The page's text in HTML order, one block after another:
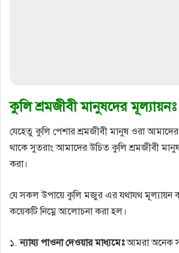
কুলি শ্রমজীবী মানুষদের মূল্যায়নঃ
যেহেতু কুলি পেশার শ্রমজীবী মানুষ ওরা
থাকে সুতরাং আমাদের উচিত কুলি শ্রমজীবী
করা।
যে সকল উপায়ে কুলি মজুর এর যথাযথ মূল্যায়ন
কয়েকটি নিম্নে আলোচনা করা হল।
১.ন্যায্য পাওনা দেওয়ার মাধ্যমেঃআমরা অনেক